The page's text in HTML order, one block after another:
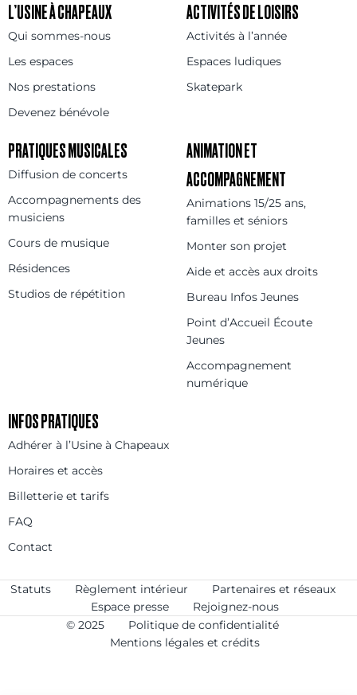
L’USINE À CHAPEAUX
Qui sommes-nous
Les espaces
Nos prestations
Devenez bénévole
ACTIVITÉS DE LOISIRS
Activités à l’année
Espaces ludiques
Skatepark
PRATIQUES MUSICALES
Diffusion de concerts
Accompagnements des
musiciens
Cours de musique
Résidences
Studios de répétition
ANIMATION ET
ACCOMPAGNEMENT
Animations 15/25 ans,
familles et séniors
Monter son projet
Aide et accès aux droits
Bureau Infos Jeunes
Point d’Accueil Écoute
Jeunes
Accompagnement
numérique
INFOS PRATIQUES
Adhérer à l’Usine à Chapeaux
Horaires et accès
Billetterie et tarifs
FAQ
Contact
Statuts Règlement intérieur
Partenaires et réseaux
Espace presse
Rejoignez-nous
© 2025
Politique de confidentialité
Mentions légales et crédits